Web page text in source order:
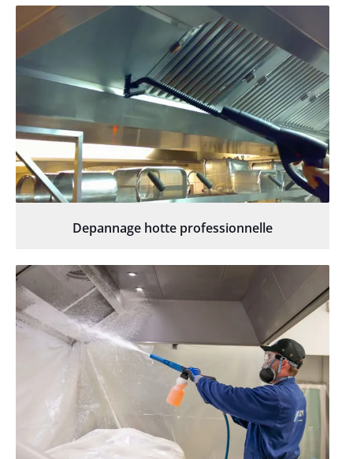
Depannage hotte professionnelle